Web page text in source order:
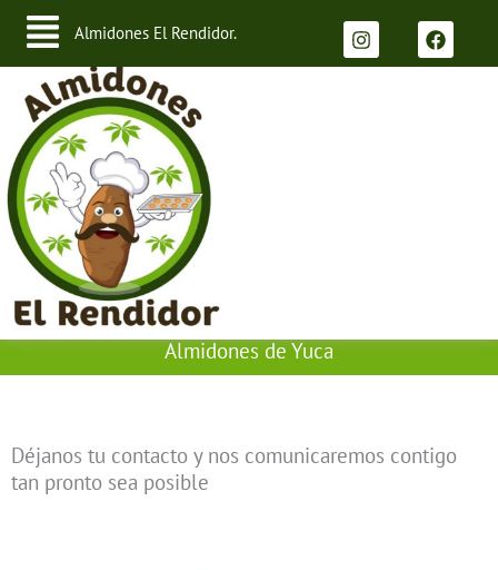
contenido
F
a
c
I
n
s
Almidones El Rendidor.
Menú
Almidones de Yuca
Déjanos tu contacto y nos comunicaremos contigo
tan pronto sea posible